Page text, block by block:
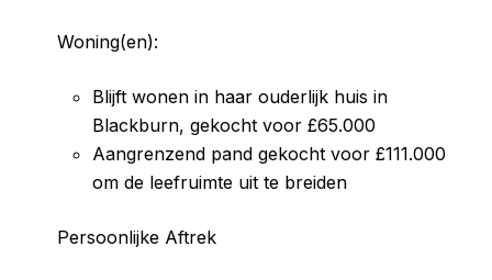
Woning(en):
Blijft wonen in haar ouderlijk huis in
Blackburn, gekocht voor £65.000
Aangrenzend pand gekocht voor £111.000
om de leefruimte uit te breiden
Persoonlijke Aftrek